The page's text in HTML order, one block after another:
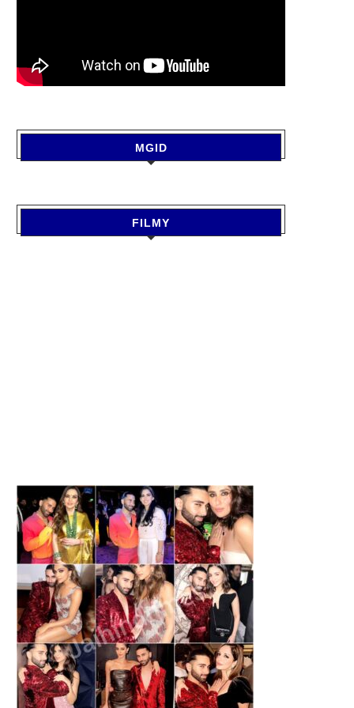
MGID
FILMY